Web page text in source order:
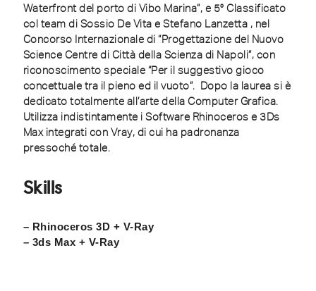
Waterfront del porto di Vibo Marina”, e 5° Classificato
col team di Sossio De Vita e Stefano Lanzetta , nel
Concorso Internazionale di “Progettazione del Nuovo
Science Centre di Città della Scienza di Napoli”, con
riconoscimento speciale “Per il suggestivo gioco
concettuale tra il pieno ed il vuoto”. Dopo la laurea si è
dedicato totalmente all’arte della Computer Grafica.
Utilizza indistintamente i Software Rhinoceros e 3Ds
Max integrati con Vray, di cui ha padronanza
pressoché totale.
Skills
– Rhinoceros 3D + V-Ray
– 3ds Max + V-Ray